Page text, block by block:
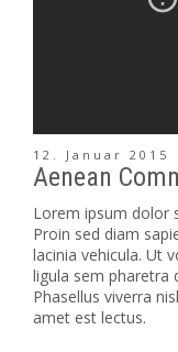
12. Januar 2015
Aenean
Lorem ipsum dolor
Proin sed diam
lacinia vehicula. Ut
ligula sem pharetra
Phasellus viverra
amet est lectus.